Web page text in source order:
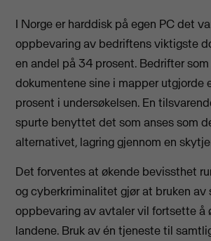
I Norge er harddisk på egen PC det
oppbevaring av bedriftens viktigste
en andel på 34 prosent. Bedrifter
dokumentene sine i mapper utgjorde
prosent i undersøkelsen. En
spurte benyttet det som anses som
alternativet, lagring gjennom en
Det forventes at økende bevissthet
og cyberkriminalitet gjør at bruken av
oppbevaring av avtaler vil fortsette å
landene. Bruk av én tjeneste til